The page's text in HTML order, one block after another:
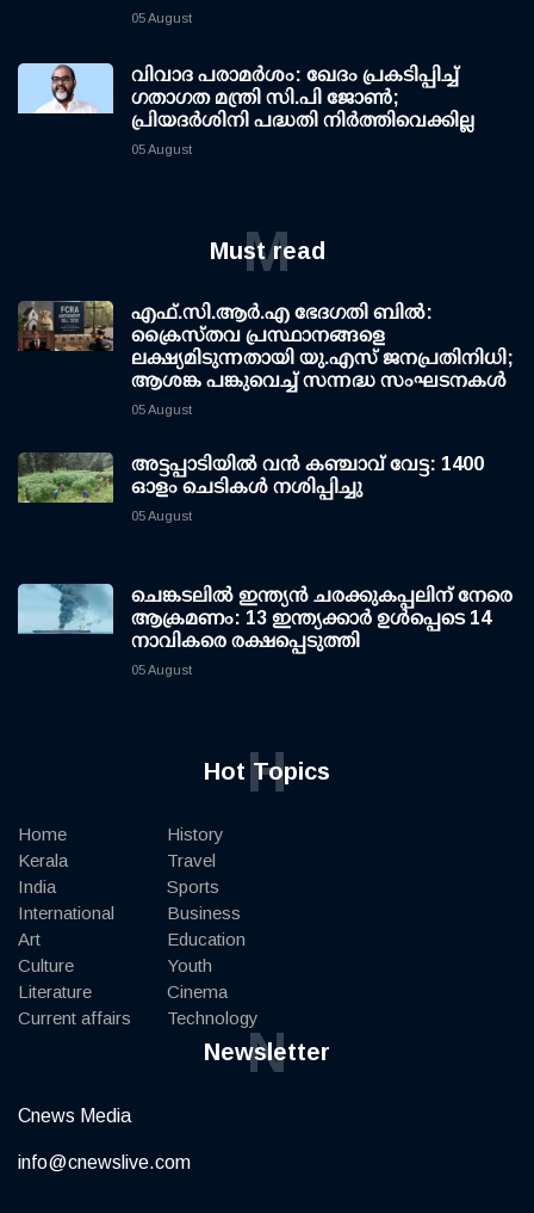
05 August
വിവാദ പരാമര്‍ശം: ഖേദം പ്രകടിപ്പിച്ച്
ഗതാഗത മന്ത്രി സി.പി ജോണ്‍;
പ്രിയദര്‍ശിനി പദ്ധതി നിര്‍ത്തിവെക്കില്ല
05 August
Must read
M
എഫ്.സി.ആര്‍.എ ഭേദഗതി ബില്‍:
ക്രൈസ്തവ പ്രസ്ഥാനങ്ങളെ
ലക്ഷ്യമിടുന്നതായി യു.എസ് ജനപ്രതിനിധി;
ആശങ്ക പങ്കുവെച്ച് സന്നദ്ധ സംഘടനകള്‍
05 August
അട്ടപ്പാടിയില്‍ വന്‍ കഞ്ചാവ് വേട്ട: 1400
ഓളം ചെടികള്‍ നശിപ്പിച്ചു
05 August
ചെങ്കടലില്‍ ഇന്ത്യന്‍ ചരക്കുകപ്പലിന് നേരെ
ആക്രമണം: 13 ഇന്ത്യക്കാര്‍ ഉള്‍പ്പെടെ 14
നാവികരെ രക്ഷപ്പെടുത്തി
05 August
Hot Topics
H
Home
Kerala
India
International
Art
Culture
Literature
Current affairs
History
Travel
Sports
Business
Education
Youth
Cinema
Technology
Newsletter
N
Cnews Media
info@cnewslive.com